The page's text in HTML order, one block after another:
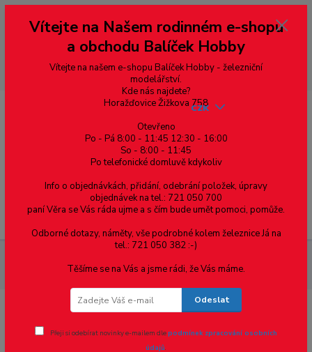
--- pro zákazníky ze Slovenska a jiných zemí, pokud chcete platit v eurech
přepněte si e-shop na euro 💶 pro přepočet měny - pravý horní roh ---
dobírky – pokud si z nějakého důvodu zásilku nevyzvednete, bude po
domluvě zaslána znovu s opětovnou platbou za poštovné, v opačném
případě bude zrušena a účet přidán na blacklist a rušeny následující
objednávky.
Menu
CZK
mm - 1ks
Vítejte na Našem rodinném e-shopu
a obchodu Balíček Hobby
Vítejte na našem e-shopu Balíček Hobby - železniční
modelářství.
Kde nás najdete?
Horažďovice Žižkova 758
Otevřeno
Po - Pá 8:00 - 11:45 12:30 - 16:00
So - 8:00 - 11:45
Po telefonické domluvě kdykoliv
Info o objednávkách, přidání, odebrání položek, úpravy
objednávek na tel.: 721 050 700
paní Věra se Vás ráda ujme a s čím bude umět pomoci, pomůže.
Odborné dotazy, náměty, vše podrobné kolem železnice Já na
tel.: 721 050 382 :-)
Těšíme se na Vás a jsme rádi, že Vás máme.
Odeslat
Přeji si odebírat novinky e-mailem dlepodmínek zpracování osobních
údajů.